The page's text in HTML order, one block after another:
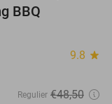
BBQ
9.8 star
Regulier €48,50